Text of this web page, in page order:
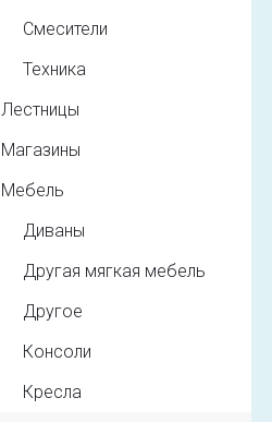
Смесители
Техника
Лестницы
Магазины
Мебель
Диваны
Другая мягкая мебель
Другое
Консоли
Кресла